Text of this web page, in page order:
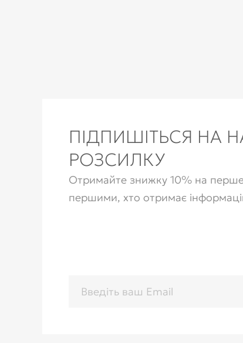
ПІДПИШІТЬСЯ НА
РОЗСИЛКУ
Отримайте знижку 10% на
першими, хто отримає